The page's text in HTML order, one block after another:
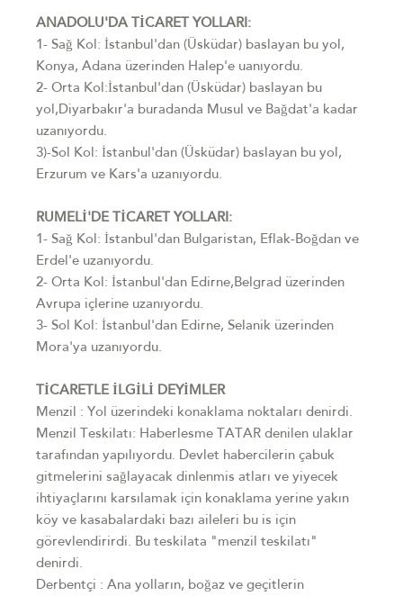
ANADOLU'DA TİCARET YOLLARI:
1- Sağ Kol: İstanbul'dan (Üsküdar) baslayan bu yol,
Konya, Adana üzerinden Halep'e uanıyordu.
2- Orta Kol:İstanbul'dan (Üsküdar) baslayan bu
yol,Diyarbakır'a buradanda Musul ve Bağdat'a kadar
uzanıyordu.
3)-Sol Kol: İstanbul'dan (Üsküdar) baslayan bu yol,
Erzurum ve Kars'a uzanıyordu.
RUMELİ'DE TİCARET YOLLARI:
1- Sağ Kol: İstanbul'dan Bulgaristan, Eflak-Boğdan ve
Erdel'e uzanıyordu.
2- Orta Kol: İstanbul'dan Edirne,Belgrad üzerinden
Avrupa içlerine uzanıyordu.
3- Sol Kol: İstanbul'dan Edirne, Selanik üzerinden
Mora'ya uzanıyordu.
TİCARETLE İLGİLİ DEYİMLER
Menzil : Yol üzerindeki konaklama noktaları denirdi.
Menzil Teskilatı: Haberlesme TATAR denilen ulaklar
tarafından yapılıyordu. Devlet habercilerin çabuk
gitmelerini sağlayacak dinlenmis atları ve yiyecek
ihtiyaçlarını karsılamak için konaklama yerine yakın
köy ve kasabalardaki bazı aileleri bu is için
görevlendirirdi. Bu teskilata "menzil teskilatı"
denirdi.
Derbentçi : Ana yolların, boğaz ve geçitlerin